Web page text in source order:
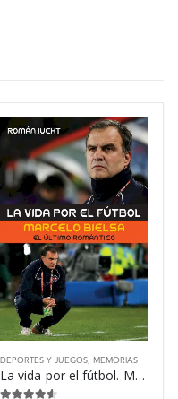
DEPORTES Y JUEGOS MEMORIAS
La vida por el fútbol. Marcelo Bielsa, el – Román Iucht